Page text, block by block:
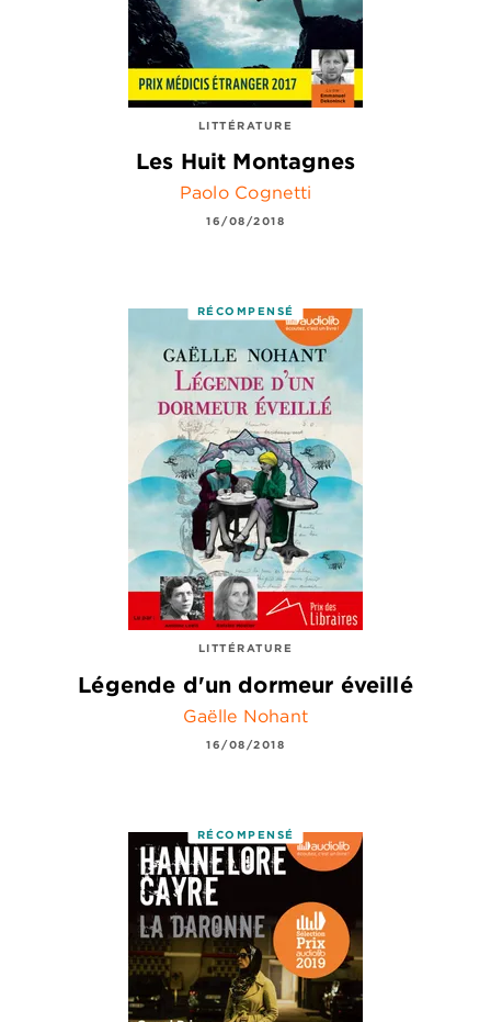
LITTÉRATURE
Les Huit Montagnes
Paolo Cognetti
16/08/2018
RÉCOMPENSÉ
LITTÉRATURE
Légende d'un dormeur éveillé
Gaëlle Nohant
16/08/2018
RÉCOMPENSÉ